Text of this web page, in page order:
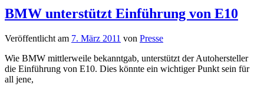
BMW unterstützt Einführung von E10
Veröffentlicht am 7. März 2011 von Presse
Wie BMW mittlerweile bekanntgab, unterstützt der Autohersteller
die Einführung von E10. Dies könnte ein wichtiger Punkt sein für
all jene,